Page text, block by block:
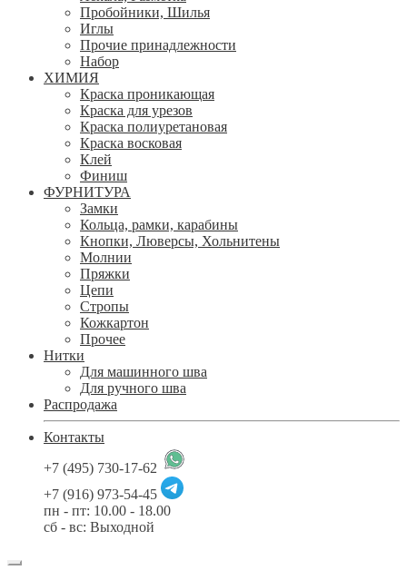
Пробойники, Шилья
Иглы
Прочие принадлежности
Набор
ХИМИЯ
Краска проникающая
Краска для урезов
Краска полиуретановая
Краска восковая
Клей
Финиш
ФУРНИТУРА
Замки
Кольца, рамки, карабины
Кнопки, Люверсы, Хольнитены
Молнии
Пряжки
Цепи
Стропы
Кожкартон
Прочее
Нитки
Для машинного шва
Для ручного шва
Распродажа
Контакты
+7 (495) 730-17-62
+7 (916) 973-54-45
пн - пт: 10.00 - 18.00
сб - вс: Выходной